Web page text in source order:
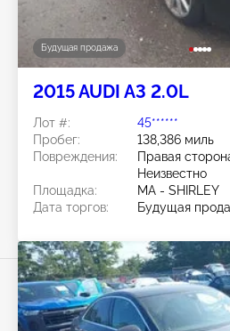
Будущая продажа
2015 AUDI A3 2.0L
Лот #:
45******
Пробег:
138,386 миль
Повреждения:
Правая
Неизвестно
Площадка:
MA - SHIRLEY
Дата торгов:
Будущая